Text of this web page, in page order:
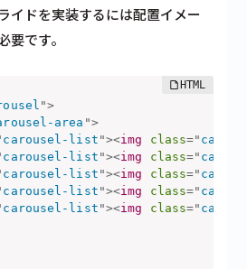
イドを実装するには配置イメー
要です。
">
area ">
carousel-list "><img class="
carousel-list "><img class="
carousel-list "><img class="
carousel-list "><img class="
carousel-list "><img class="